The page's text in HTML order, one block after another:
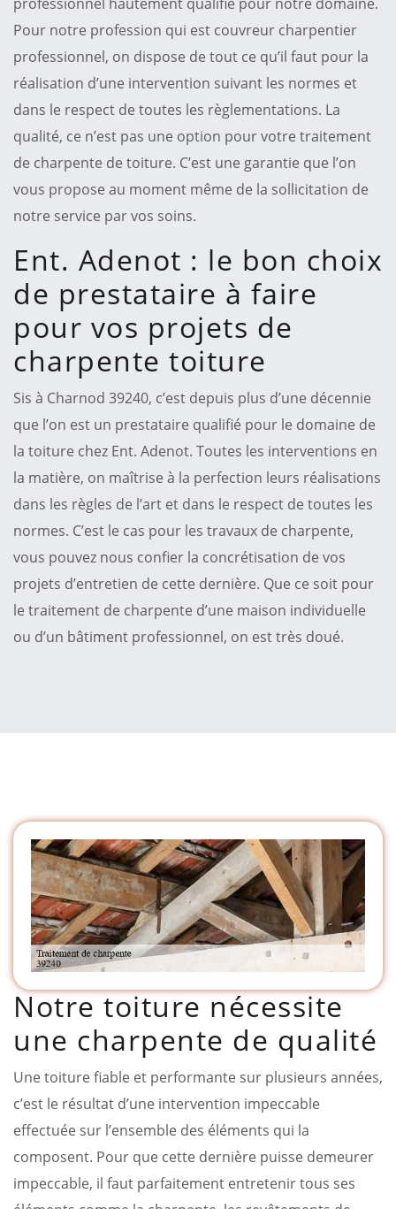
Pour notre profession qui est couvreur charpentier
professionnel, on dispose de tout ce qu’il faut pour la
réalisation d’une intervention suivant les normes et
dans le respect de toutes les règlementations. La
qualité, ce n’est pas une option pour votre traitement
de charpente de toiture. C’est une garantie que l’on
vous propose au moment même de la sollicitation de
notre service par vos soins.
Ent. Adenot : le bon choix
de prestataire à faire
pour vos projets de
charpente toiture
Sis à Charnod 39240, c’est depuis plus d’une décennie
que l’on est un prestataire qualifié pour le domaine de
la toiture chez Ent. Adenot. Toutes les interventions en
la matière, on maîtrise à la perfection leurs réalisations
dans les règles de l’art et dans le respect de toutes les
normes. C’est le cas pour les travaux de charpente,
vous pouvez nous confier la concrétisation de vos
projets d’entretien de cette dernière. Que ce soit pour
le traitement de charpente d’une maison individuelle
ou d’un bâtiment professionnel, on est très doué.
Notre toiture nécessite
une charpente de qualité
Une toiture fiable et performante sur plusieurs années,
c’est le résultat d’une intervention impeccable
effectuée sur l’ensemble des éléments qui la
composent. Pour que cette dernière puisse demeurer
impeccable, il faut parfaitement entretenir tous ses